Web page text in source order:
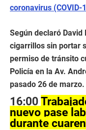
coronavirus (COVID-
Según declaró
cigarrillos sin portar
permiso de tránsito
Policía en la Av.
pasado 26 de marzo.
16:00
nuevo pase
durante